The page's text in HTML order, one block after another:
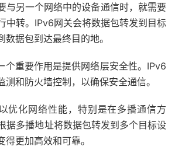
与另一个网络中的设备通信时，就需要
中转。IPv6网关会将数据包转发到目标
据包到达最终目的地。
个重要作用是提供网络层安全性。IPv6
测和防火墙控制，以确保安全通信。
优化网络性能，特别是在多播通信方
据多播地址将数据包转发到多个目标设
更加高效和可靠。